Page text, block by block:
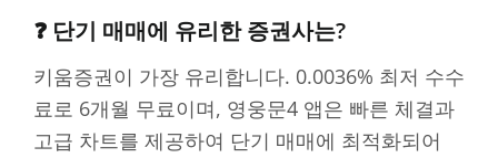
❓ 단기 매매에 유리한 증권사는?
키움증권이 가장 유리합니다. 0.0036% 최저 수수
료로 6개월 무료이며, 영웅문4 앱은 빠른 체결과
고급 차트를 제공하여 단기 매매에 최적화되어